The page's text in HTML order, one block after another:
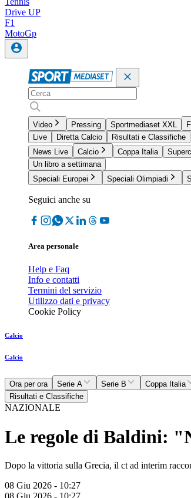
Drive UP
F1
MotoGp
Video Pressing Sportmediaset XXL
Live
Diretta Calcio
Risultati e Classifiche
News Live
Calcio Coppa Italia
Un libro a settimana
Speciali Europei
Speciali Olimpiadi
Seguici anche su
Area personale
Help e Faq
Info e contatti
Termini del servizio
Utilizzo dati e privacy
Cookie Policy
Calcio
Calcio
Ora per ora Serie A Serie B Coppa Italia
Risultati e Classifiche
NAZIONALE
Le regole di Baldini:
Dopo la vittoria sulla Grecia, il ct ad interim
08 Giu 2026 - 10:27